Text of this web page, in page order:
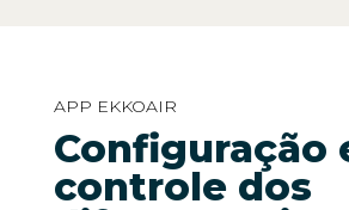
APP EKKOAIR
Configuração
controle dos